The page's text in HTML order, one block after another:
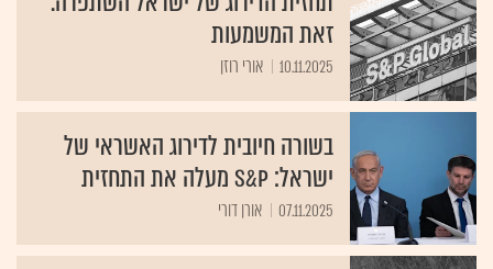
זאת המשמעות
10.11.2025 אורי רוזן
בשורה חיובית לדירוג האשראי של
ישראל: S&P מעלה את התחזית
07.11.2025 אורן דורי